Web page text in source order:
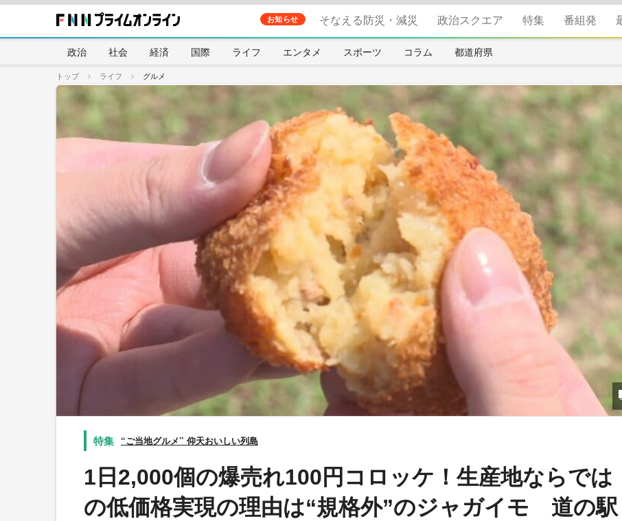
お知らせ そなえる防災・減災 政治スクエア 特集 番組発
政治 社会 経済 国際 ライフ エンタメ スポーツ コラム 都道府県
トップ ライフ グルメ
“ご当地グルメ” 仰天おいしい列島
1日2,000個の爆売れ100円コロッケ！生産地ならでは
の低価格実現の理由は“規格外”のジャガイモ 道の駅